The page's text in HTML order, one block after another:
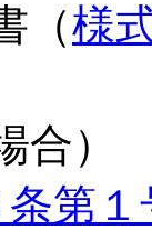
（様
合）
第１